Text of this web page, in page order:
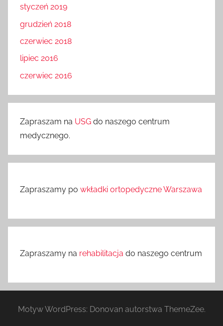
styczeń 2019
grudzień 2018
czerwiec 2018
lipiec 2016
czerwiec 2016
Zapraszam na USG do naszego centrum
medycznego.
Zapraszamy po wkładki ortopedyczne Warszawa
Zapraszamy na rehabilitacja do naszego centrum
Motyw WordPress: Donovan autorstwa ThemeZee.